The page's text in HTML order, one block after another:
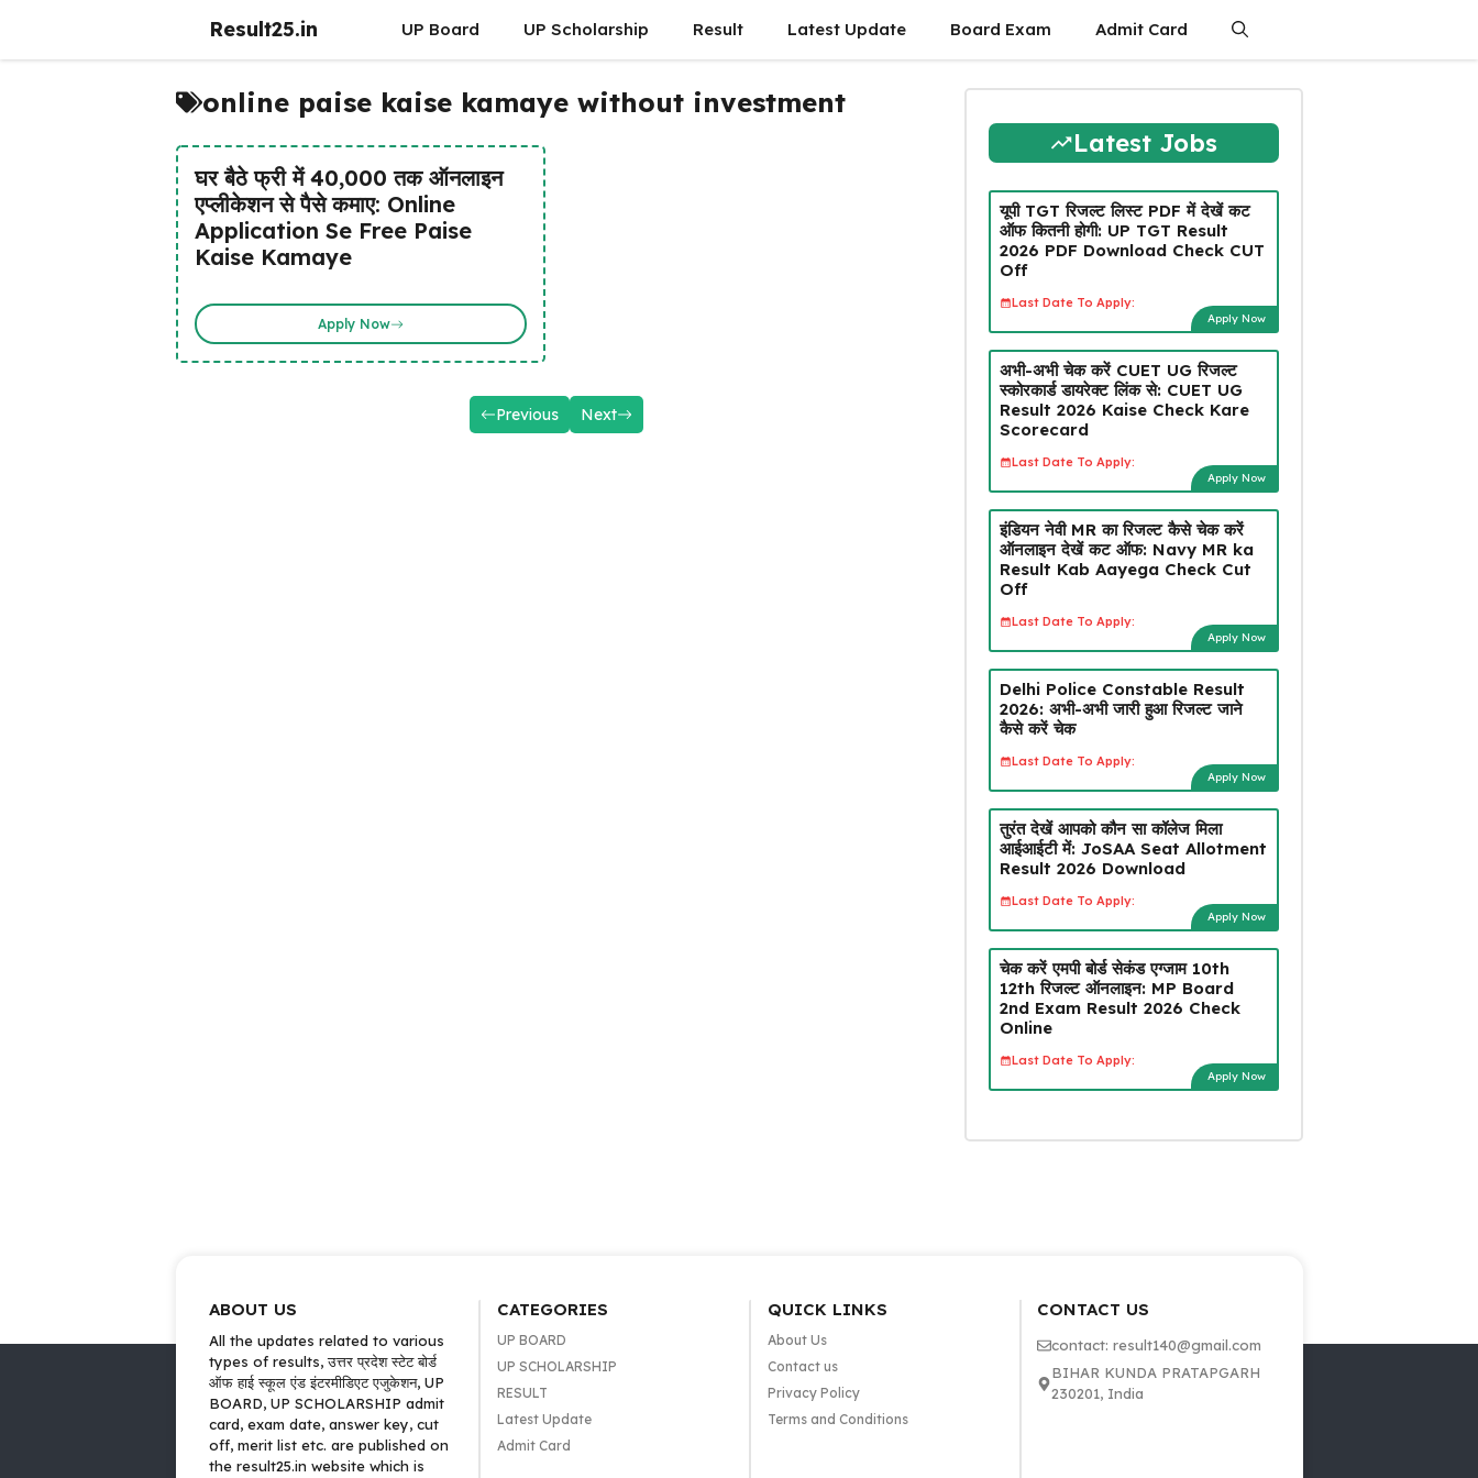
Result25.in UP Board UP Scholarship Result Latest Update Board Exam Admit Card
online paise kaise kamaye without investment
घर बैठे फ्री में ₹40,000 तक ऑनलाइन
एप्लीकेशन से पैसे कमाए: Online
Application Se Free Paise
Kaise Kamaye
Apply Now
Previous Next
Latest Jobs
यूपी TGT रिजल्ट लिस्ट PDF में देखें कट
ऑफ कितनी होगी: UP TGT Result
2026 PDF Download Check CUT
Off
Last Date To Apply:
Apply Now
अभी-अभी चेक करें CUET UG रिजल्ट
स्कोरकार्ड डायरेक्ट लिंक से: CUET UG
Result 2026 Kaise Check Kare
Scorecard
Last Date To Apply:
Apply Now
इंडियन नेवी MR का रिजल्ट कैसे चेक करें
ऑनलाइन देखें कट ऑफ: Navy MR ka
Result Kab Aayega Check Cut
Off
Last Date To Apply:
Apply Now
Delhi Police Constable Result
2026: अभी-अभी जारी हुआ रिजल्ट जाने
कैसे करें चेक
Last Date To Apply:
Apply Now
तुरंत देखें आपको कौन सा कॉलेज मिला
आईआईटी में: JoSAA Seat Allotment
Result 2026 Download
Last Date To Apply:
Apply Now
चेक करें एमपी बोर्ड सेकंड एग्जाम 10th
12th रिजल्ट ऑनलाइन: MP Board
2nd Exam Result 2026 Check
Online
Last Date To Apply:
Apply Now
ABOUT US
All the updates related to various
types of results, उत्तर प्रदेश स्टेट बोर्ड
ऑफ हाई स्कूल एंड इंटरमीडिएट एजुकेशन, UP
BOARD, UP SCHOLARSHIP admit
card, exam date, answer key, cut
off, merit list etc. are published on
the result25.in website which is
CATEGORIES
UP BOARD
UP SCHOLARSHIP
RESULT
Latest Update
Admit Card
QUICK LINKS
About Us
Contact us
Privacy Policy
Terms and Conditions
CONTACT US
contact: result140@gmail.com
BIHAR KUNDA PRATAPGARH
230201, India